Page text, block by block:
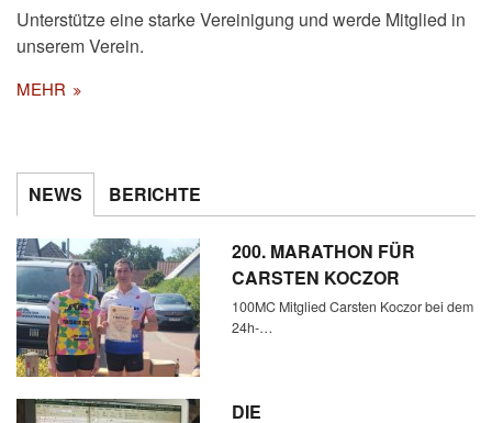
Unterstütze eine starke Vereinigung und werde Mitglied in
unserem Verein.
MEHR
NEWS BERICHTE
200. MARATHON FÜR
CARSTEN KOCZOR
100MC Mitglied Carsten Koczor bei dem
24h-…
DIE